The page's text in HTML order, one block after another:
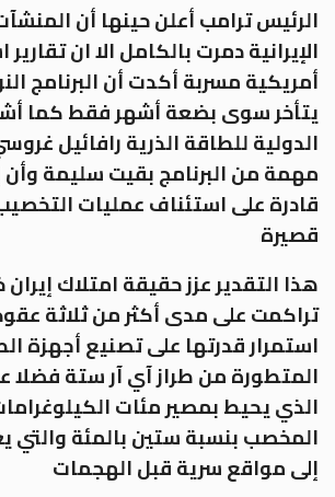
الرئيس ترامب أعلن حينها أن
الإيرانية دمرت بالكامل الا ان تقارير
أمريكية مسربة أكدت أن البرنامج
يتأخر سوى بضعة أشهر فقط كما
الدولية للطاقة الذرية رافائيل
مهمة من البرنامج بقيت سليمة وأن
قادرة على استئناف عمليات
قصيرة
هذا التقدير عزز حقيقة امتلاك إيران
تراكمت على مدى أكثر من ثلاثة
استمرار قدرتها على تصنيع أجهزة
المتطورة من طراز آي آر ستة
الذي يحيط بمصير مئات
المخصب بنسبة ستين بالمئة والتي
إلى مواقع سرية قبل الهجمات